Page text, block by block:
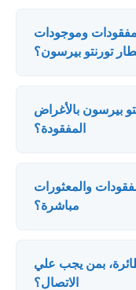
وموجودات
تورنتو بيرسون؟
بيرسون بالأغراض
المفقودة؟
والمعثورات
مباشرة؟
بمن يجب علي
الاتصال؟